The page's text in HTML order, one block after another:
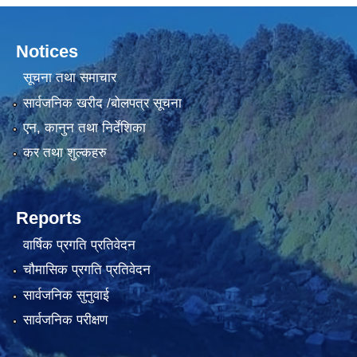
Notices
सूचना तथा समाचार
सार्वजनिक खरीद /बोलपत्र सूचना
एन, कानुन तथा निर्देशिका
कर तथा शुल्कहरु
Reports
वार्षिक प्रगति प्रतिवेदन
चौमासिक प्रगति प्रतिवेदन
सार्वजनिक सुनुवाई
सार्वजनिक परीक्षण